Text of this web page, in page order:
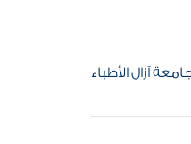
آزال الأطباء